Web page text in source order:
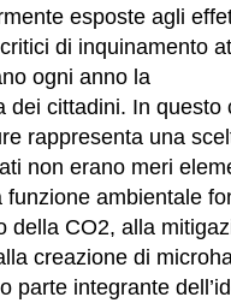
esposte agli
di inquinamento
ogni anno la
dei cittadini. In
rappresenta una
non erano meri
funzione ambientale
della CO2, alla
creazione di
parte integrante